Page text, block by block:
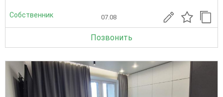
Собственник 07.08
Позвонить